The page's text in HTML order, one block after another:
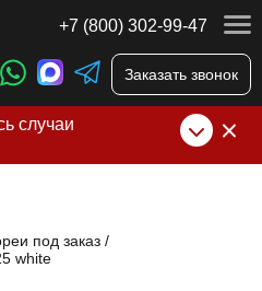
+7 (800) 302-99-47
Заказать звонок
случаи
, указанным в соц сетях
под заказ
white